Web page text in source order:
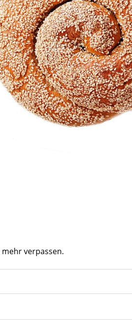
verpassen.